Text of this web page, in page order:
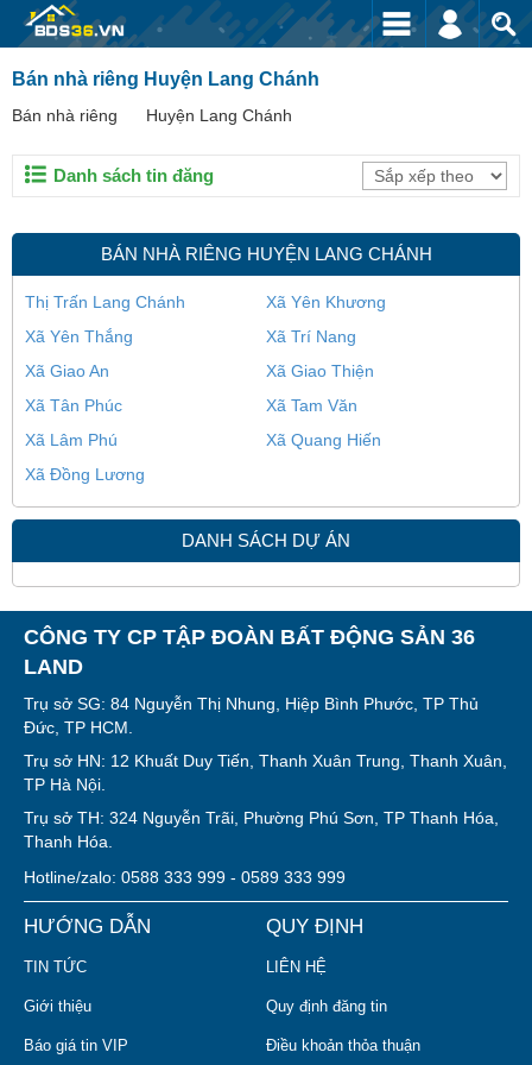
Bán nhà riêng Huyện Lang Chánh
Bán nhà riêng Huyện Lang Chánh
Danh sách tin đăng
BÁN NHÀ RIÊNG HUYỆN LANG CHÁNH
Thị Trấn Lang Chánh
Xã Yên Khương
Xã Yên Thắng
Xã Trí Nang
Xã Giao An
Xã Giao Thiện
Xã Tân Phúc
Xã Tam Văn
Xã Lâm Phú
Xã Quang Hiến
Xã Đồng Lương
DANH SÁCH DỰ ÁN
CÔNG TY CP TẬP ĐOÀN BẤT ĐỘNG SẢN 36
LAND
Trụ sở SG: 84 Nguyễn Thị Nhung, Hiệp Bình Phước, TP Thủ
Đức, TP HCM.
Trụ sở HN: 12 Khuất Duy Tiến, Thanh Xuân Trung, Thanh Xuân,
TP Hà Nội.
Trụ sở TH: 324 Nguyễn Trãi, Phường Phú Sơn, TP Thanh Hóa,
Thanh Hóa.
Hotline/zalo: 0588 333 999 - 0589 333 999
HƯỚNG DẪN
TIN TỨC
Giới thiệu
Báo giá tin VIP
QUY ĐỊNH
LIÊN HỆ
Quy định đăng tin
Điều khoản thỏa thuận